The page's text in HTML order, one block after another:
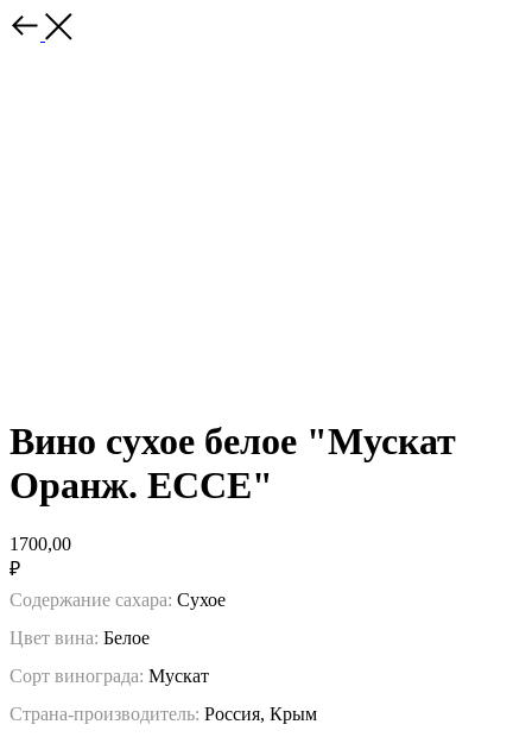
Вино сухое белое "Мускат
Оранж. ЕССЕ"
1700,00
₽
Содержание сахара: Сухое
Цвет вина: Белое
Сорт винограда: Мускат
Страна-производитель: Россия, Крым